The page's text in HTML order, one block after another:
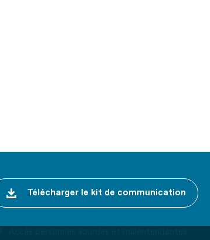
Télécharger le kit de communication